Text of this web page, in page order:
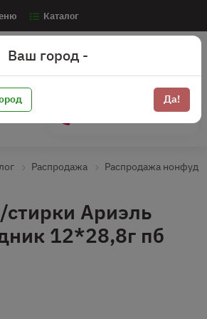
Каталог
Распродажа Распродажа нонфуд
Ариэль
12*28,8г пб
Ваш город -
Да!